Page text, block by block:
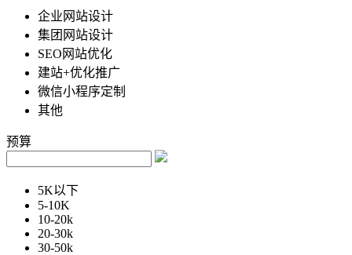
企业网站设计
集团网站设计
SEO网站优化
建站+优化推广
微信小程序定制
其他
预算
5K以下
5-10K
10-20k
20-30k
30-50k